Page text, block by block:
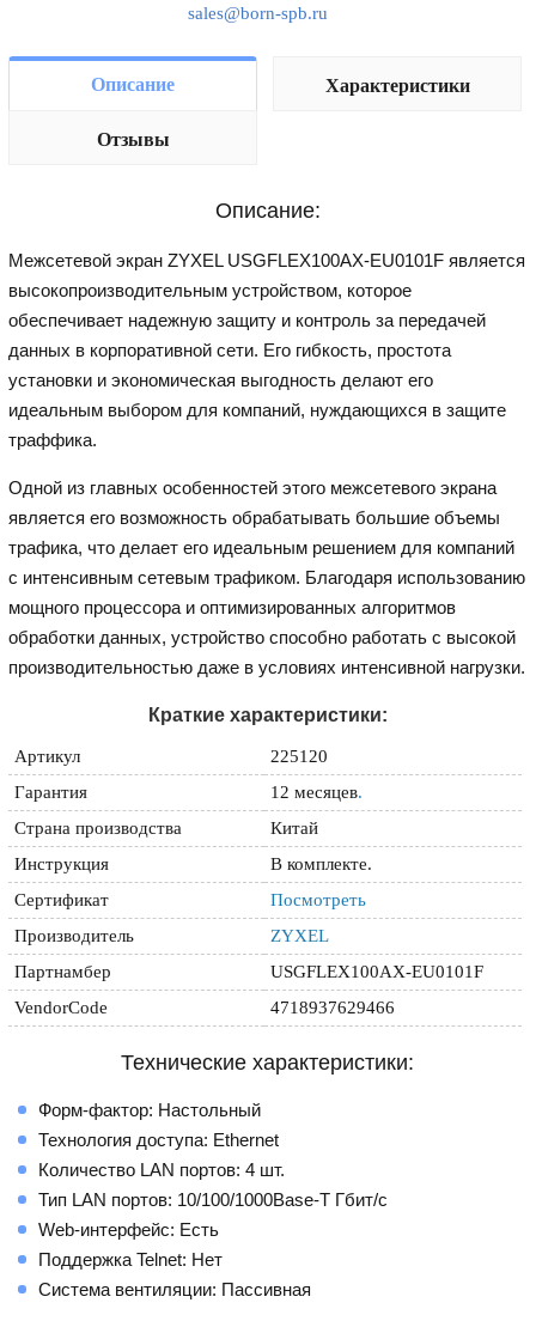
sales@born-spb.ru
Описание Характеристики
Отзывы
Описание:
Межсетевой экран ZYXEL USGFLEX100AX-EU0101F является
высокопроизводительным устройством, которое
обеспечивает надежную защиту и контроль за передачей
данных в корпоративной сети. Его гибкость, простота
установки и экономическая выгодность делают его
идеальным выбором для компаний, нуждающихся в защите
траффика.
Одной из главных особенностей этого межсетевого экрана
является его возможность обрабатывать большие объемы
трафика, что делает его идеальным решением для компаний
с интенсивным сетевым трафиком. Благодаря использованию
мощного процессора и оптимизированных алгоритмов
обработки данных, устройство способно работать с высокой
производительностью даже в условиях интенсивной нагрузки.
Краткие характеристики:
Артикул
225120
Гарантия
12 месяцев.
Страна производства
Китай
Инструкция
В комплекте.
Сертификат
Посмотреть
Производитель
ZYXEL
Партнамбер
USGFLEX100AX-EU0101F
VendorCode
4718937629466
Технические характеристики:
Форм-фактор: Настольный
Технология доступа: Ethernet
Количество LAN портов: 4 шт.
Тип LAN портов: 10/100/1000Base-T Гбит/с
Web-интерфейс: Есть
Поддержка Telnet: Нет
Система вентиляции: Пассивная